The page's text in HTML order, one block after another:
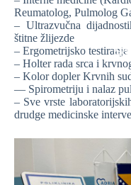
Reumatolog, Pulmolog
– Ultrazvučna
štitne žlijezde
– Ergometrijsko testiranje
– Holter rada srca i
– Kolor dopler Krvnih
— Spirometriju i nalaz
– Sve vrste
drudge medicinske